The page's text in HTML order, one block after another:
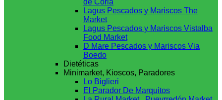
de Coria
Lagus Pescados y Mariscos The
Market
Lagus Pescados y Mariscos Vistalba
Food Market
D Mare Pescados y Mariscos Via
Boedo
Dietéticas
Minimarket, Kioscos, Paradores
Lo Biglieri
El Parador De Marquitos